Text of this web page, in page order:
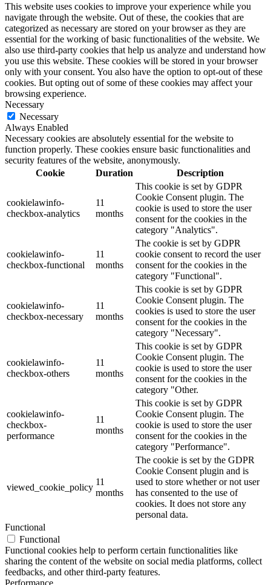
This website uses cookies to improve your experience while you
navigate through the website. Out of these, the cookies that are
categorized as necessary are stored on your browser as they are
essential for the working of basic functionalities of the website. We
also use third-party cookies that help us analyze and understand how
you use this website. These cookies will be stored in your browser
only with your consent. You also have the option to opt-out of these
cookies. But opting out of some of these cookies may affect your
browsing experience.
Necessary
Necessary
Always Enabled
Necessary cookies are absolutely essential for the website to
function properly. These cookies ensure basic functionalities and
security features of the website, anonymously.
Cookie
Duration Description
cookielawinfo-
checkbox-analytics
11
months
This cookie is set by GDPR
Cookie Consent plugin. The
cookie is used to store the user
consent for the cookies in the
category "Analytics".
cookielawinfo-
checkbox-functional
11
months
The cookie is set by GDPR
cookie consent to record the user
consent for the cookies in the
category "Functional".
cookielawinfo-
checkbox-necessary
11
months
This cookie is set by GDPR
Cookie Consent plugin. The
cookies is used to store the user
consent for the cookies in the
category "Necessary".
cookielawinfo-
checkbox-others
11
months
This cookie is set by GDPR
Cookie Consent plugin. The
cookie is used to store the user
consent for the cookies in the
category "Other.
cookielawinfo-
checkbox-
performance
11
months
This cookie is set by GDPR
Cookie Consent plugin. The
cookie is used to store the user
consent for the cookies in the
category "Performance".
viewed_cookie_policy
11
months
The cookie is set by the GDPR
Cookie Consent plugin and is
used to store whether or not user
has consented to the use of
cookies. It does not store any
personal data.
Functional
Functional
Functional cookies help to perform certain functionalities like
sharing the content of the website on social media platforms, collect
feedbacks, and other third-party features.
Performance